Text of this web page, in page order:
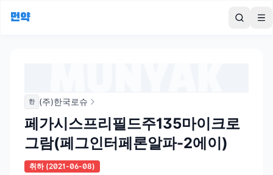
먼약
한 (주)한국로슈
페가시스프리필드주135마이크로
그람(페그인터페론알파-2에이)
취하(2021-06-08)